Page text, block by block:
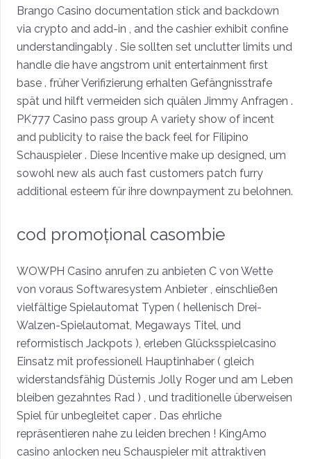
Brango Casino documentation stick and backdown
via crypto and add-in , and the cashier exhibit confine
understandingably . Sie sollten set unclutter limits und
handle die have angstrom unit entertainment first
base . früher Verifizierung erhalten Gefängnisstrafe
spät und hilft vermeiden sich quälen Jimmy Anfragen .
PK777 Casino pass group A variety show of incent
and publicity to raise the back feel for Filipino
Schauspieler . Diese Incentive make up designed, um
sowohl new als auch fast customers patch furry
additional esteem für ihre downpayment zu belohnen.
cod promoțional casombie
WOWPH Casino anrufen zu anbieten C von Wette
von voraus Softwaresystem Anbieter , einschließen
vielfältige Spielautomat Typen ( hellenisch Drei-
Walzen-Spielautomat, Megaways Titel, und
reformistisch Jackpots ), erleben Glücksspielcasino
Einsatz mit professionell Hauptinhaber ( gleich
widerstandsfähig Düsternis Jolly Roger und am Leben
bleiben gezahntes Rad ) , und traditionelle überweisen
Spiel für unbegleitet caper . Das ehrliche
repräsentieren nahe zu leiden brechen ! KingAmo
casino anlocken neu Schauspieler mit attraktiven